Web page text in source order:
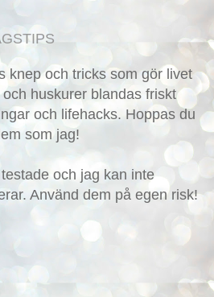
knep och tricks som gör livet
huskurer blandas friskt
och lifehacks. Hoppas du
som jag!
och jag kan inte
Använd dem på egen risk!